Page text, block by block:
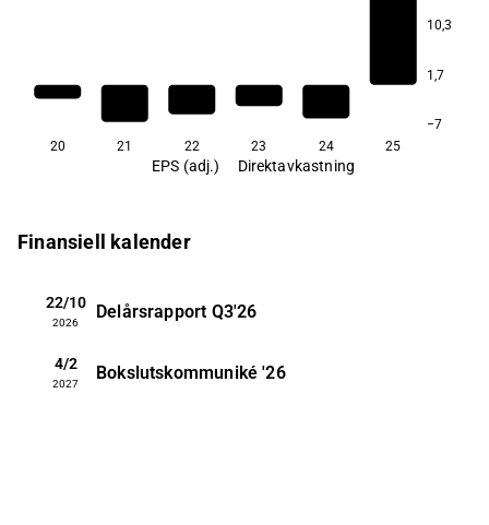
10,3
1,7
−7
20
21 22 23 24 25
EPS (adj.) Direktavkastning
Finansiell kalender
22/10
2026
Delårsrapport Q3'26
4/2
2027
Bokslutskommuniké '26